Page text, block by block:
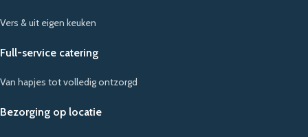
Vers & uit eigen keuken
Full-service catering
Van hapjes tot volledig ontzorgd
Bezorging op locatie